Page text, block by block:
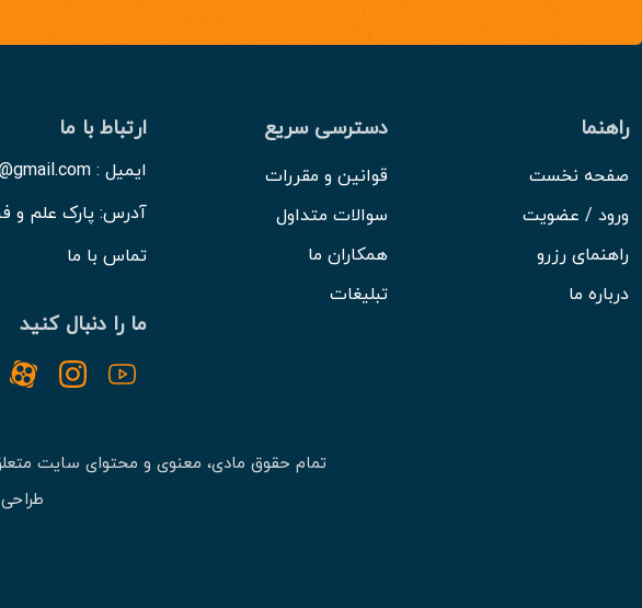
راهنما
صفحه نخست
ورود / عضویت
راهنمای رزرو
درباره ما
دسترسی سریع
قوانین و مقررات
سوالات متداول
همکاران ما
تبلیغات
ارتباط با ما
ایمیل : kermanshahgasht2020@gmail.com
آدرس: پارک علم و
تماس با ما
ما را دنبال کنید
تمام حقوق مادی، معنوی و محتوای سایت